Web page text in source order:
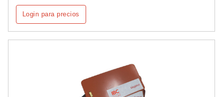
Login para precios